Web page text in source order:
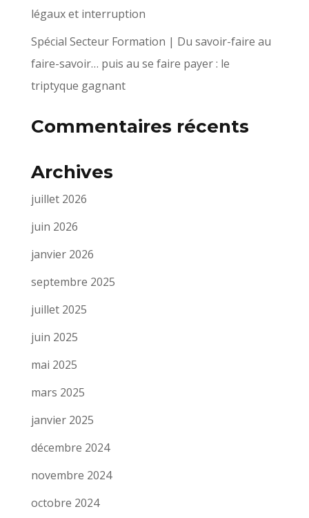
légaux et interruption
Spécial Secteur Formation | Du savoir-faire au
faire-savoir… puis au se faire payer : le
triptyque gagnant
Commentaires récents
Archives
juillet 2026
juin 2026
janvier 2026
septembre 2025
juillet 2025
juin 2025
mai 2025
mars 2025
janvier 2025
décembre 2024
novembre 2024
octobre 2024